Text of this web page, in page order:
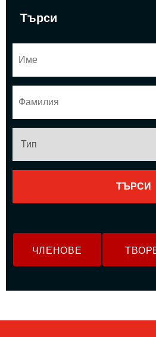
Търси
ЧЛЕНОВЕ